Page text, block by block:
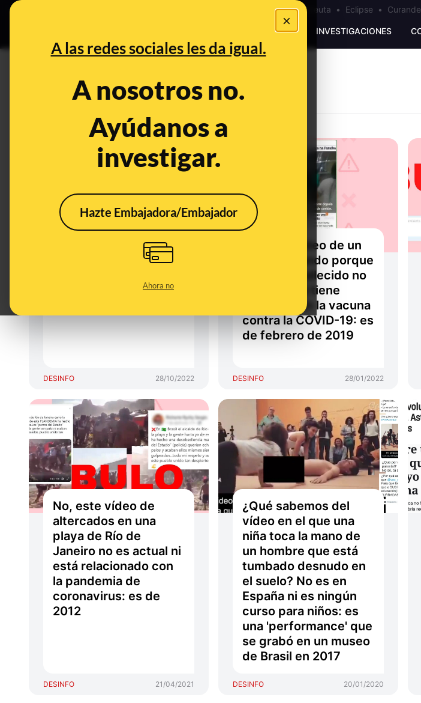
×
A las redes sociales les da igual.
A nosotros no.
Ayúdanos a
investigar.
Hazte Embajadora/Embajador
Ahora no
•Bulos Ceuta • Eclipse •
PREBUNKING INVESTIGACIONES
Elecciones en Brasil
2022: la lucha de los
bulos electorales
DESINFO 28/10/2022
No, este vídeo de un
padre gritando porque
su hijo ha fallecido no
es actual ni tiene
relación con la vacuna
contra la COVID-19: es
de febrero de 2019
DESINFO 28/01/2022
No, este vídeo de
altercados en una
playa de Río de
Janeiro no es actual ni
está relacionado con
la pandemia de
coronavirus: es de
2012
DESINFO 21/04/2021
¿Qué sabemos del
vídeo en el que una
niña toca la mano de
un hombre que está
tumbado desnudo en
el suelo? No es en
España ni es ningún
curso para niños: es
una 'performance' que
se grabó en un museo
de Brasil en 2017
DESINFO 20/01/2020